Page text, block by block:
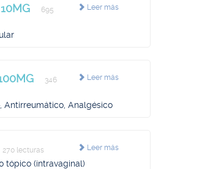
Leer más
695
Leer más
346
Antirreumático, Analgésico
Leer más
270 lecturas
tópico (intravaginal)